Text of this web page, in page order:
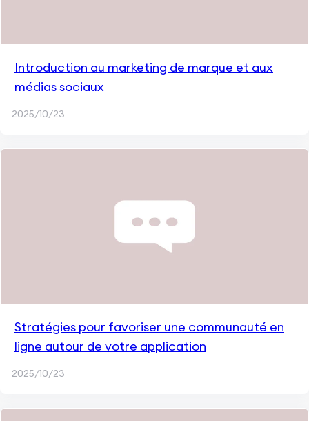
Introduction au marketing de marque et aux
médias sociaux
2025/10/23
Stratégies pour favoriser une communauté en
ligne autour de votre application
2025/10/23